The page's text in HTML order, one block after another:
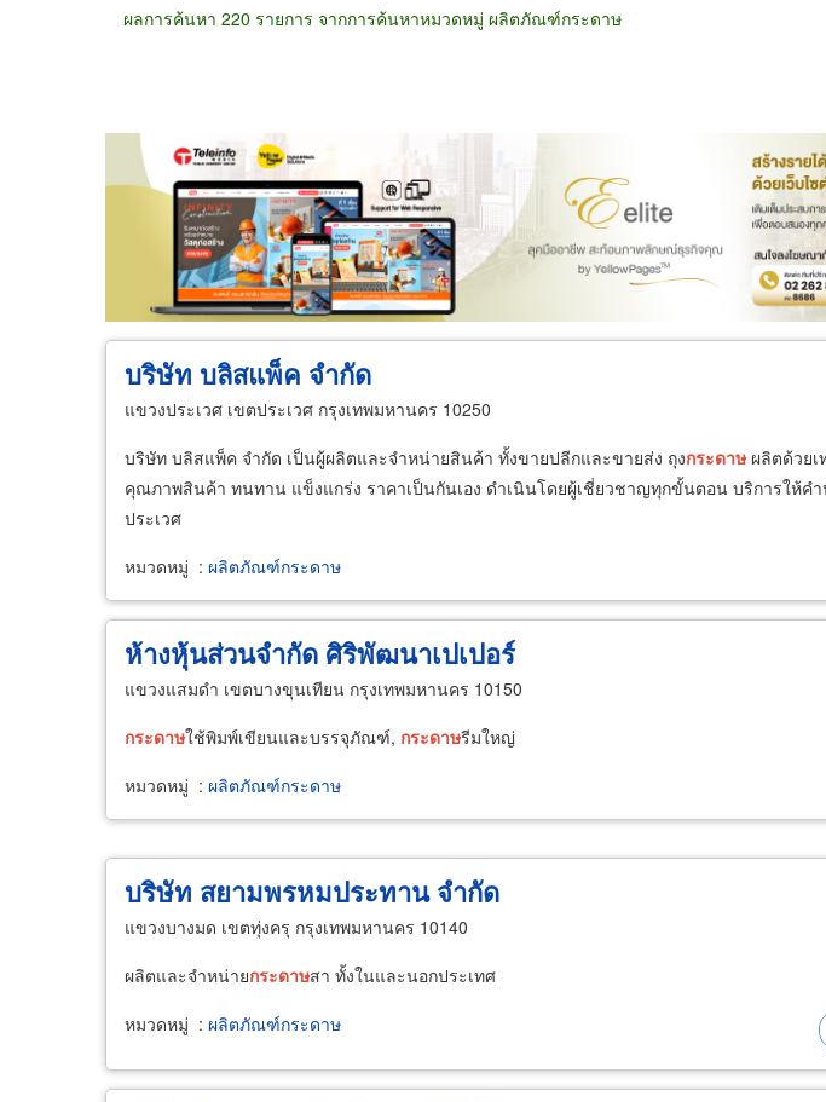
ผลการค้นหา 220 รายการ จากการค้นหาหมวดหมู่ ผลิตภัณฑ์กระดาษ
ขายส่ง ขายปลีก ผู้ผลิต ตัวแทนจัดจำหน่าย ผู้ส่งออก/นำเข้า ธุรกิจบ
บริษัท บลิสแพ็ค จำกัด
แขวงประเวศ เขตประเวศ กรุงเทพมหานคร 10250
บริษัท บลิสแพ็ค จำกัด เป็นผู้ผลิตและจำหน่ายสินค้า ทั้งขายปลีกและขายส่ง ถุงกระดาษ ผลิตด้วย
คุณภาพสินค้า ทนทาน แข็งแกร่ง ราคาเป็นกันเอง ดำเนินโดยผู้เชี่ยวชาญทุกขั้นตอน บริการให้ค
ประเวศ
หมวดหมู่ : ผลิตภัณฑ์กระดาษ
ห้างหุ้นส่วนจำกัด ศิริพัฒนาเปเปอร์
แขวงแสมดำ เขตบางขุนเทียน กรุงเทพมหานคร 10150
กระดาษใช้พิมพ์เขียนและบรรจุภัณฑ์, กระดาษรีมใหญ่
หมวดหมู่ : ผลิตภัณฑ์กระดาษ
บริษัท สยามพรหมประทาน จำกัด
แขวงบางมด เขตทุ่งครุ กรุงเทพมหานคร 10140
ผลิตและจำหน่ายกระดาษสา ทั้งในและนอกประเทศ
หมวดหมู่ : ผลิตภัณฑ์กระดาษ